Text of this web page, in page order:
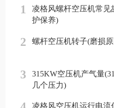
1
凌格风螺杆空压机常见
护保养)
2 螺杆空压机转子(磨损
3
315KW空压机产气量
几个压力)
凌格风空压机运行电流